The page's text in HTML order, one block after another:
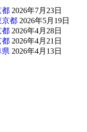
2026年7月23日
都 2026年5月19日
2026年4月28日
2026年4月21日
2026年4月13日